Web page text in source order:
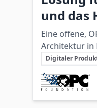
und das
Eine offene,
Architektur in
Standards
die
skalierbare
Produktpasses.
Digitaler
Beteiligte